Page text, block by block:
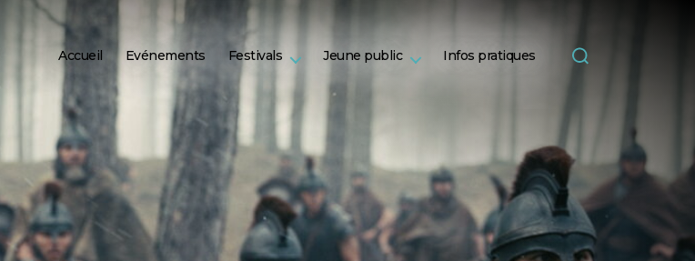
Accueil Evénements Festivals Jeune public Infos pratiques